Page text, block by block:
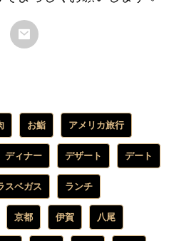
お鮨 アメリカ旅行
ディナー デザート デート
スベガス ランチ
京都 伊賀 八尾